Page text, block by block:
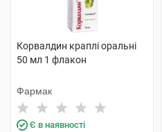
Корвалдин краплі оральні
50 мл 1 флакон
Фармак
Є в наявності